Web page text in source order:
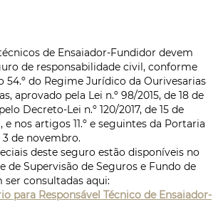
de Ensaiador-Fundidor devem
de responsabilidade civil, conforme
do Regime Jurídico da Ourivesarias
aprovado pela Lei n.º 98/2015, de 18 de
Decreto-Lei n.º 120/2017, de 15 de
e nos artigos 11.º e seguintes da Portaria
3 de novembro.
deste seguro estão disponíveis no
de Supervisão de Seguros e Fundo de
ser consultadas aqui:
para Responsável Técnico de Ensaiador-